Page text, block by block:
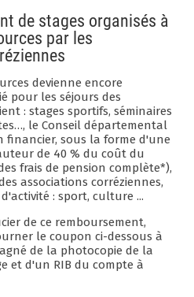
de stages organisés à
par les
devienne encore
pour les séjours des
: stages sportifs, séminaires
le Conseil départemental
financier, sous la forme d'une
de 40 % du coût du
frais de pension complète*),
associations corréziennes,
: sport, culture ...
de ce remboursement,
le coupon ci-dessous à
de la photocopie de la
et d'un RIB du compte à